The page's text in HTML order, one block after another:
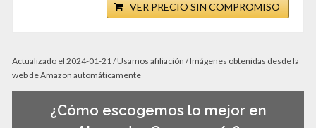
VER PRECIO SIN COMPROMISO
Actualizado el 2024-01-21 / Usamos afiliación / Imágenes obtenidas desde la
web de Amazon automáticamente
¿Cómo escogemos lo mejor en